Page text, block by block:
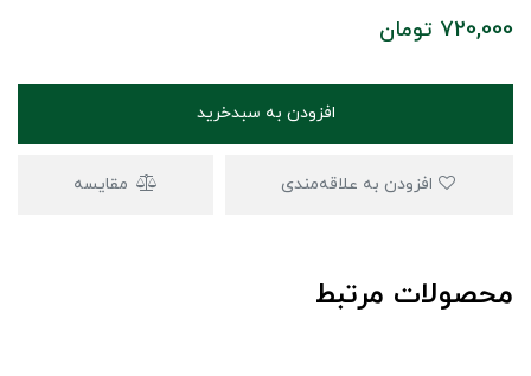
720,000 تومان
افزودن به سبدخرید
مقایسه
محصولات مرتبط